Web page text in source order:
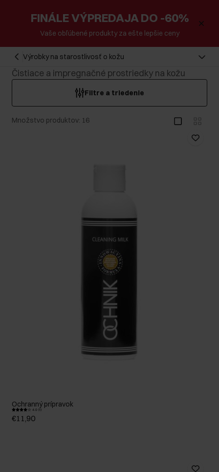
FINÁLE VÝPREDAJA DO -60%
Vaše obľúbené produkty za ešte lepšie ceny
Výrobky na starostlivosť o kožu
Čistiace a impregnačné prostriedky na kožu
Filtre a triedenie
Množstvo produktov: 16
Ochranný prípravok
4.0 (1)
€11,90